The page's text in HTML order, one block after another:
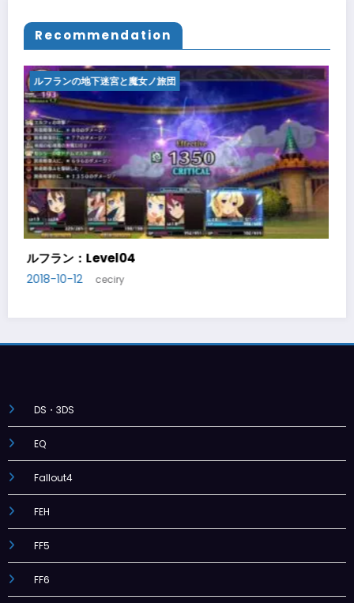
Recommendation
ルフランの地下迷宮と魔女ノ旅団
ルフラン：Level05
2018-10-14 ceciry
DS・3DS
EQ
Fallout4
FEH
FF5
FF6